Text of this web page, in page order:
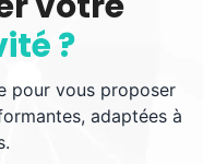
?
pour vous proposer
adaptées à